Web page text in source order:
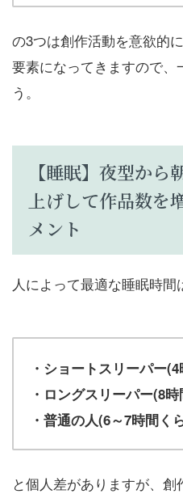
の3つは創作活動を意欲的
要素になってきますので、
う。
【睡眠】夜型か
上げして作品数を
メント
人によって最適な睡眠時間
・ショートスリーパー
・ロングスリーパー(8
・普通の人(6～7時間く
と個人差がありますが、